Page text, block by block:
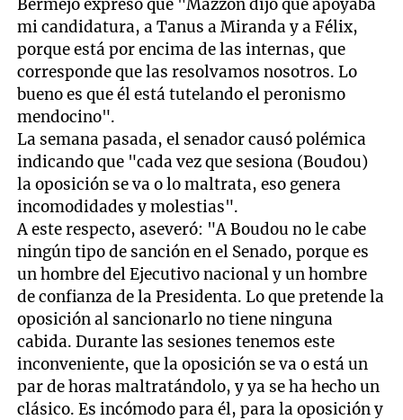
Bermejo expresó que "Mazzón dijo que apoyaba
mi candidatura, a Tanus a Miranda y a Félix,
porque está por encima de las internas, que
corresponde que las resolvamos nosotros. Lo
bueno es que él está tutelando el peronismo
mendocino".
La semana pasada, el senador causó polémica
indicando que "cada vez que sesiona (Boudou)
la oposición se va o lo maltrata, eso genera
incomodidades y molestias".
A este respecto, aseveró: "A Boudou no le cabe
ningún tipo de sanción en el Senado, porque es
un hombre del Ejecutivo nacional y un hombre
de confianza de la Presidenta. Lo que pretende la
oposición al sancionarlo no tiene ninguna
cabida. Durante las sesiones tenemos este
inconveniente, que la oposición se va o está un
par de horas maltratándolo, y ya se ha hecho un
clásico. Es incómodo para él, para la oposición y